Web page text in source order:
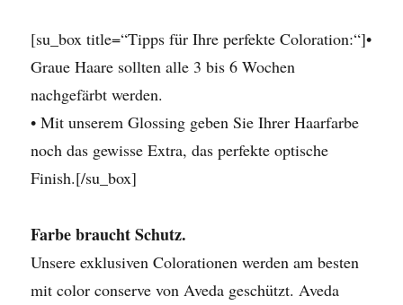
[su_box title=“Tipps für Ihre perfekte Coloration:“]•
Graue Haare sollten alle 3 bis 6 Wochen
nachgefärbt werden.
• Mit unserem Glossing geben Sie Ihrer Haarfarbe
noch das gewisse Extra, das perfekte optische
Finish.[/su_box]
Farbe braucht Schutz.
Unsere exklusiven Colorationen werden am besten
mit color conserve von Aveda geschützt. Aveda